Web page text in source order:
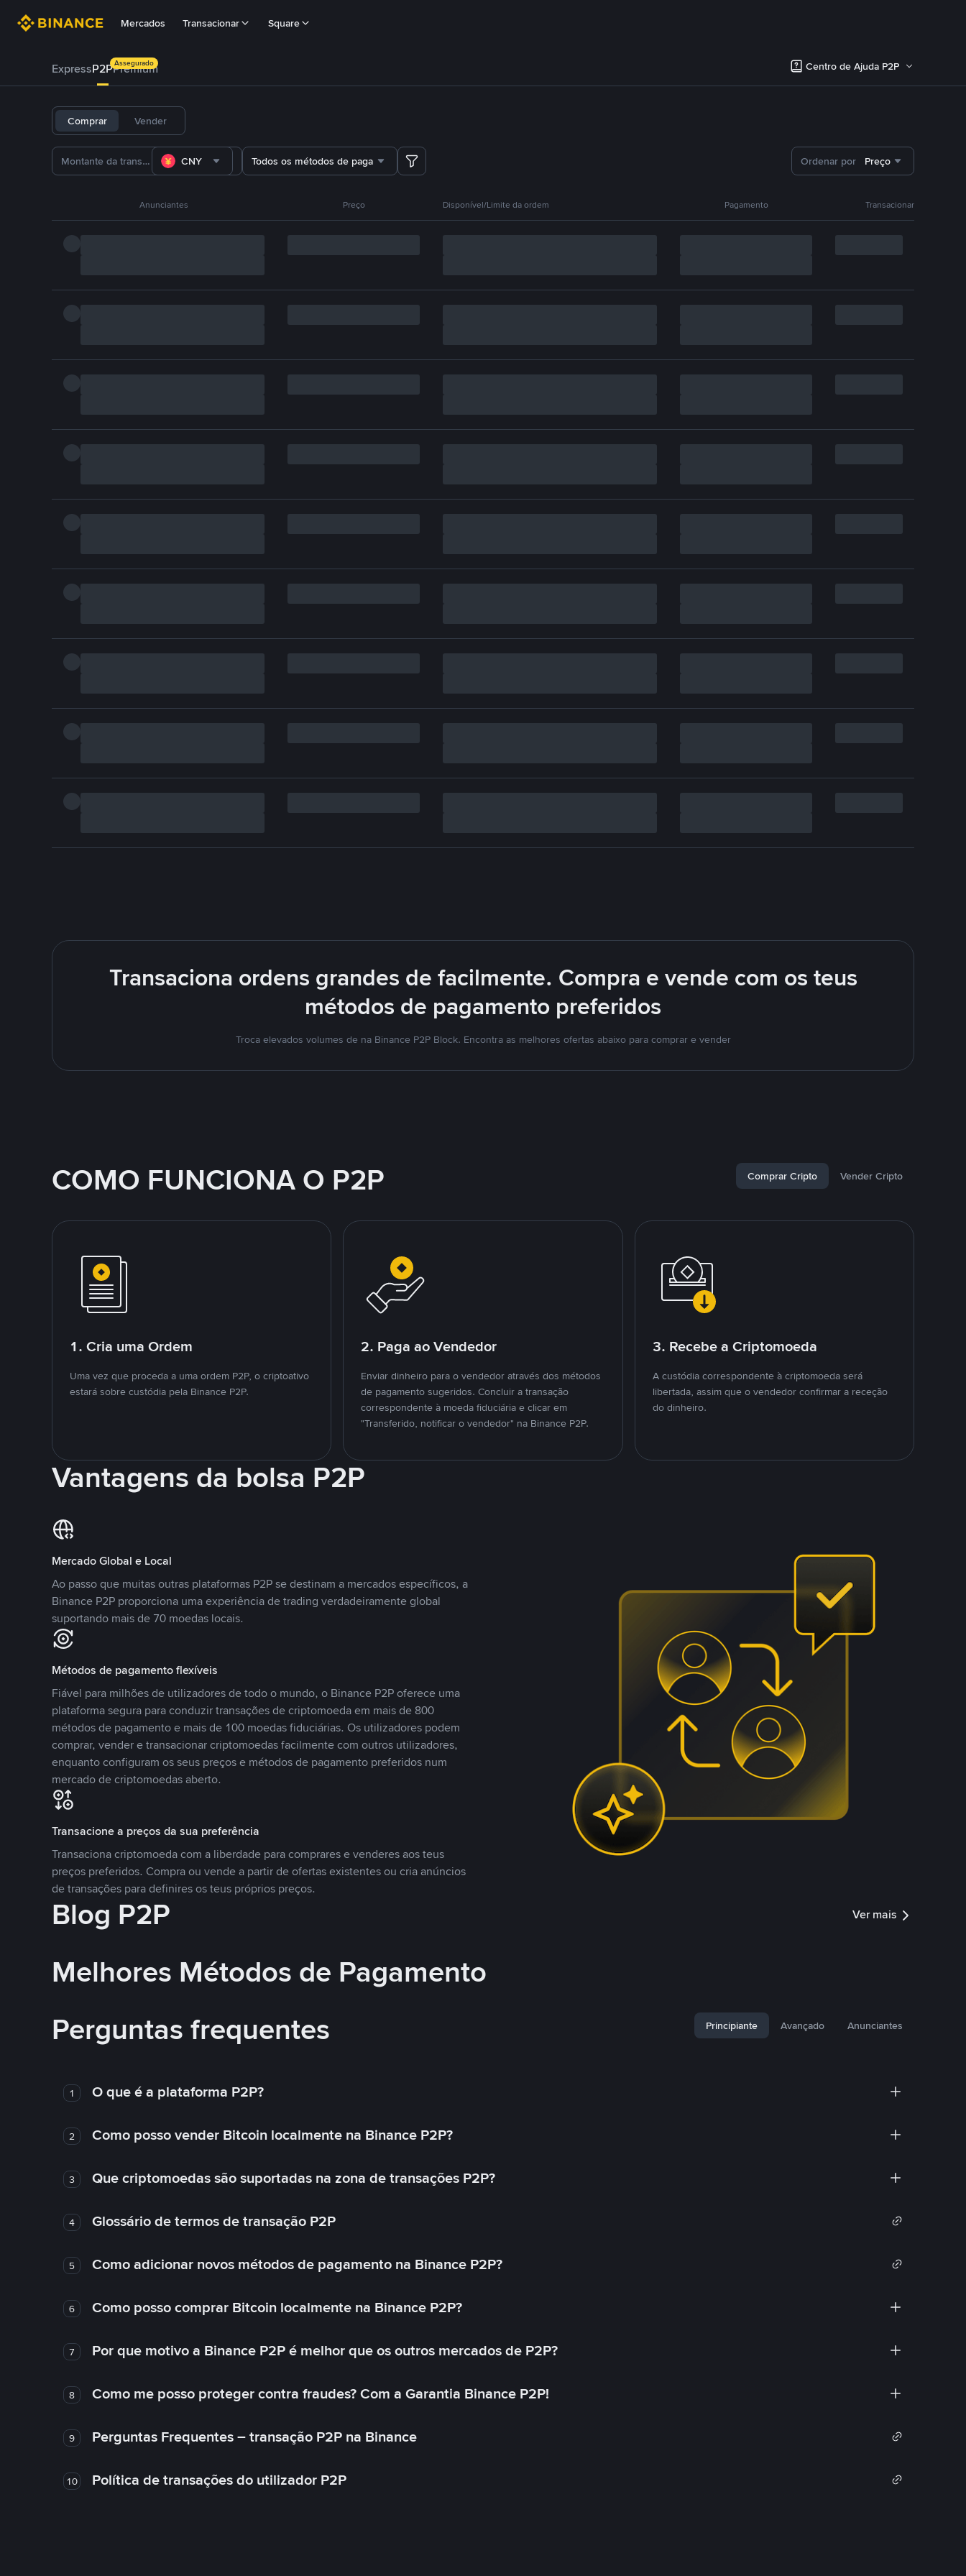
Mercados Transacionar Square
ExpressP2PPremium
Assegurado Centro de Ajuda P2P
Comprar Vender
CNY Todos os métodos de pagamento Ordenar por Preço
Anunciantes Preço Disponível/Limite da ordem Pagamento Transacionar
Transaciona ordens grandes de facilmente. Compra e vende com os teus
métodos de pagamento preferidos
Troca elevados volumes de na Binance P2P Block. Encontra as melhores ofertas abaixo para comprar e vender
COMO FUNCIONA O P2P Comprar Cripto Vender Cripto
1. Cria uma Ordem
Uma vez que proceda a uma ordem P2P, o criptoativo
estará sobre custódia pela Binance P2P.
2. Paga ao Vendedor
Enviar dinheiro para o vendedor através dos métodos
de pagamento sugeridos. Concluir a transação
correspondente à moeda fiduciária e clicar em
"Transferido, notificar o vendedor" na Binance P2P.
3. Recebe a Criptomoeda
A custódia correspondente à criptomoeda será
libertada, assim que o vendedor confirmar a receção
do dinheiro.
Vantagens da bolsa P2P
Mercado Global e Local
Ao passo que muitas outras plataformas P2P se destinam a mercados específicos, a
Binance P2P proporciona uma experiência de trading verdadeiramente global
suportando mais de 70 moedas locais.
Métodos de pagamento flexíveis
Fiável para milhões de utilizadores de todo o mundo, o Binance P2P oferece uma
plataforma segura para conduzir transações de criptomoeda em mais de 800
métodos de pagamento e mais de 100 moedas fiduciárias. Os utilizadores podem
comprar, vender e transacionar criptomoedas facilmente com outros utilizadores,
enquanto configuram os seus preços e métodos de pagamento preferidos num
mercado de criptomoedas aberto.
Transacione a preços da sua preferência
Transaciona criptomoeda com a liberdade para comprares e venderes aos teus
preços preferidos. Compra ou vende a partir de ofertas existentes ou cria anúncios
de transações para definires os teus próprios preços.
Blog P2P Ver mais
Melhores Métodos de Pagamento
Perguntas frequentes
Principiante Avançado Anunciantes
1 O que é a plataforma P2P?
2 Como posso vender Bitcoin localmente na Binance P2P?
3 Que criptomoedas são suportadas na zona de transações P2P?
4 Glossário de termos de transação P2P
5 Como adicionar novos métodos de pagamento na Binance P2P?
6 Como posso comprar Bitcoin localmente na Binance P2P?
7 Por que motivo a Binance P2P é melhor que os outros mercados de P2P?
8 Como me posso proteger contra fraudes? Com a Garantia Binance P2P!
9 Perguntas Frequentes – transação P2P na Binance
10 Política de transações do utilizador P2P